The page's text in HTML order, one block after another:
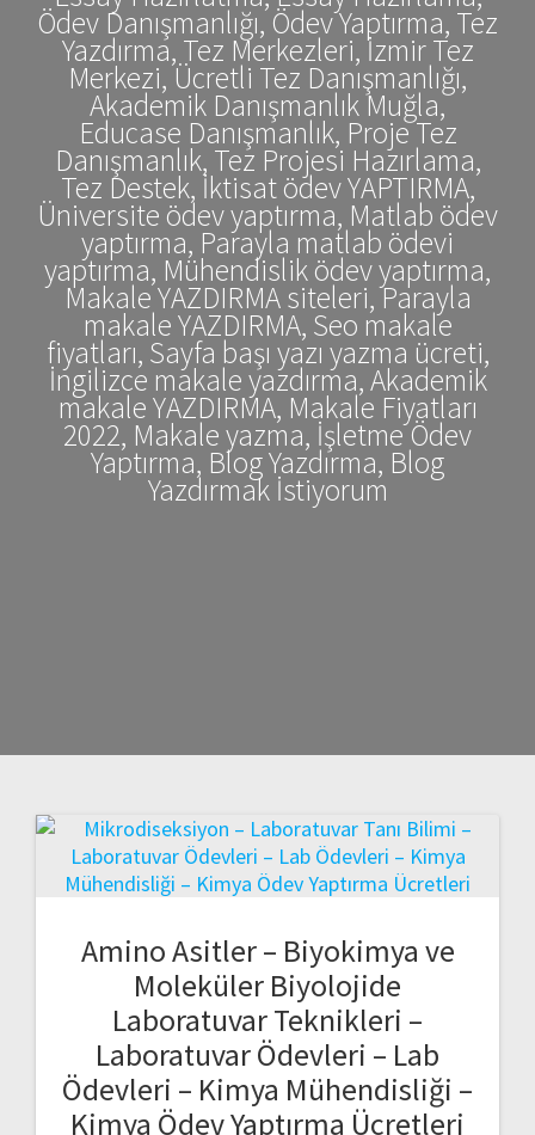
Ödev Danışmanlığı, Ödev Yaptırma, Tez
Yazdırma, Tez Merkezleri, İzmir Tez
Merkezi, Ücretli Tez Danışmanlığı,
Akademik Danışmanlık Muğla,
Educase Danışmanlık, Proje Tez
Danışmanlık, Tez Projesi Hazırlama,
Tez Destek, İktisat ödev YAPTIRMA,
Üniversite ödev yaptırma, Matlab ödev
yaptırma, Parayla matlab ödevi
yaptırma, Mühendislik ödev yaptırma,
Makale YAZDIRMA siteleri, Parayla
makale YAZDIRMA, Seo makale
fiyatları, Sayfa başı yazı yazma ücreti,
İngilizce makale yazdırma, Akademik
makale YAZDIRMA, Makale Fiyatları
2022, Makale yazma, İşletme Ödev
Yaptırma, Blog Yazdırma, Blog
Yazdırmak İstiyorum
Amino Asitler – Biyokimya ve
Moleküler Biyolojide
Laboratuvar Teknikleri –
Laboratuvar Ödevleri – Lab
Ödevleri – Kimya Mühendisliği –
Kimya Ödev Yaptırma Ücretleri